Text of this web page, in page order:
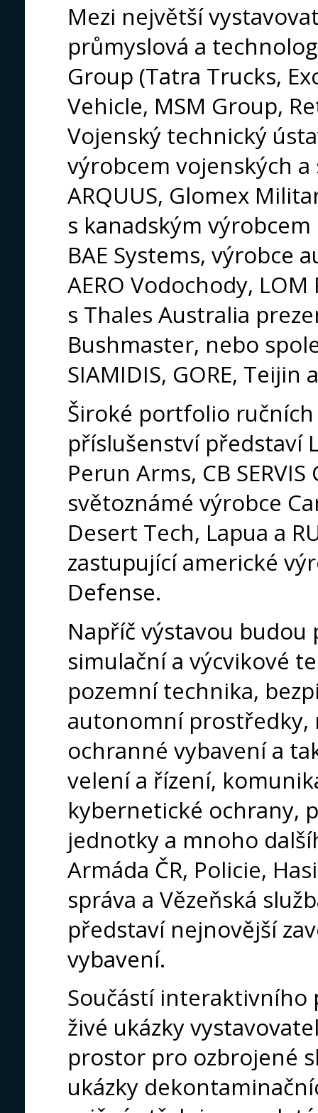
Mezi největší
průmyslová a
Group (Tatra Trucks,
Vehicle, MSM Group,
Vojenský technický
výrobcem vojenských
ARQUUS, Glomex
s kanadským
BAE Systems, výrobce
AERO Vodochody,
s Thales Australia
Bushmaster, nebo
SIAMIDIS, GORE,
Široké portfolio
příslušenství představí
Perun Arms, CB
světoznámé výrobce
Desert Tech, Lapua a
zastupující americké
Defense.
Napříč výstavou
simulační a výcvikové
pozemní technika,
autonomní prostředky,
ochranné vybavení a
velení a řízení,
kybernetické ochrany,
jednotky a mnoho
Armáda ČR, Policie,
správa a Vězeňská
představí nejnovější
vybavení.
Součástí interaktivního
živé ukázky
prostor pro ozbrojené
ukázky